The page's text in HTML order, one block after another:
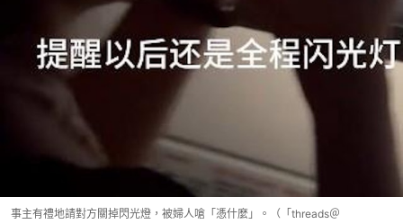
事主有禮地請對方關掉閃光燈，被婦人嗆「憑什麼」。（「threads＠